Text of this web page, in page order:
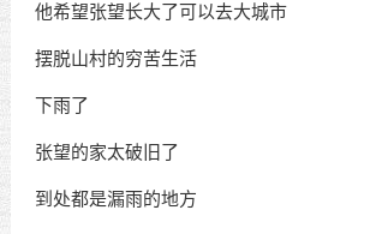
他希望张望长大了可以去大城市
摆脱山村的穷苦生活
下雨了
张望的家太破旧了
到处都是漏雨的地方